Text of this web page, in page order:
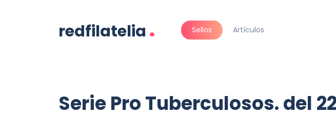
redfilatelia . Sellos Artículos
Serie Pro Tuberculosos. del